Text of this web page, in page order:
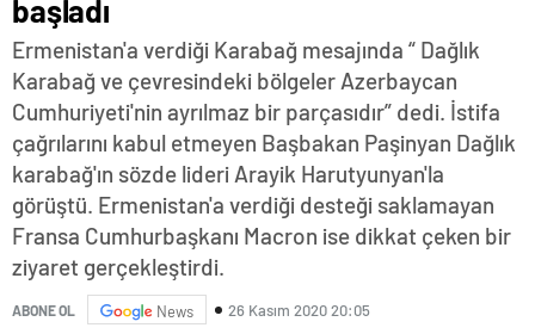
başladı
Ermenistan'a verdiği Karabağ mesajında “ Dağlık
Karabağ ve çevresindeki bölgeler Azerbaycan
Cumhuriyeti'nin ayrılmaz bir parçasıdır” dedi. İstifa
çağrılarını kabul etmeyen Başbakan Paşinyan Dağlık
karabağ'ın sözde lideri Arayik Harutyunyan'la
görüştü. Ermenistan'a verdiği desteği saklamayan
Fransa Cumhurbaşkanı Macron ise dikkat çeken bir
ziyaret gerçekleştirdi.
ABONE OL News 26 Kasım 2020 20:05